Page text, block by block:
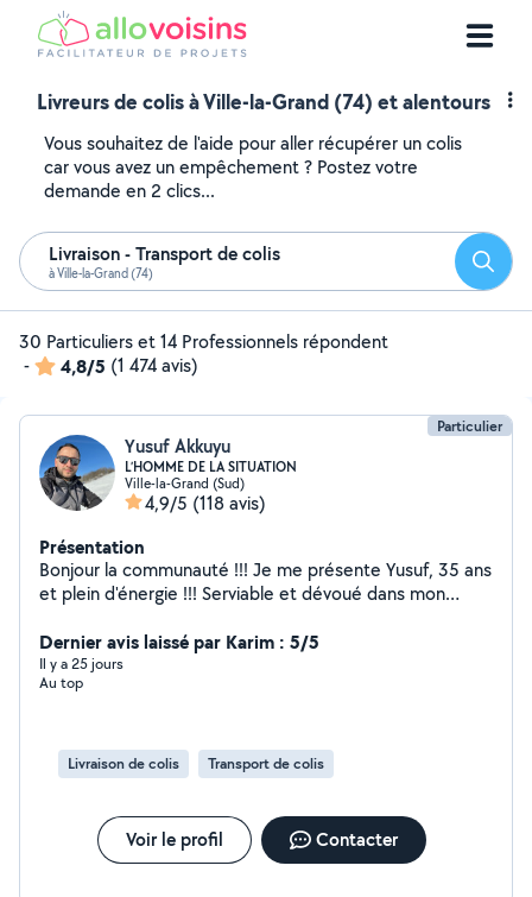
Livreurs de colis à Ville-la-Grand (74) et alentours
Vous souhaitez de l'aide pour aller récupérer un colis
car vous avez un empêchement ? Postez votre
demande en 2 clics...
Livraison - Transport de colis
à Ville-la-Grand (74)
30 Particuliers et 14 Professionnels répondent
-
4,8/5 (1 474 avis)
Particulier
Yusuf Akkuyu
L’HOMME DE LA SITUATION
Ville-la-Grand (Sud)
4,9/5 (118 avis)
Présentation
Bonjour la communauté !!! Je me présente Yusuf, 35 ans
et plein d'énergie !!! Serviable et dévoué dans mon
expérience. À bientôt !!!
Dernier avis laissé par Karim : 5/5
Il y a 25 jours
Au top
Livraison de colis Transport de colis
Voir le profil Contacter